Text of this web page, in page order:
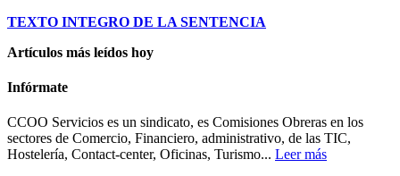
TEXTO INTEGRO DE LA SENTENCIA
Artículos más leídos hoy
Infórmate
CCOO Servicios es un sindicato, es Comisiones Obreras en los
sectores de Comercio, Financiero, administrativo, de las TIC,
Hostelería, Contact-center, Oficinas, Turismo... Leer más